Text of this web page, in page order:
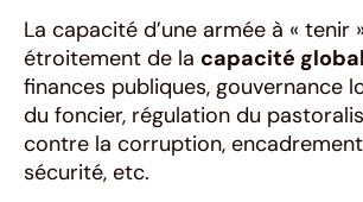
La capacité d’une armée à « tenir
étroitement de la capacité
finances publiques, gouvernance
du foncier, régulation du
contre la corruption,
sécurité, etc.